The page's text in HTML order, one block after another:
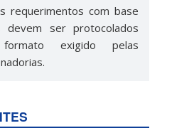
requerimentos com base
devem ser protocolados
exigido pelas